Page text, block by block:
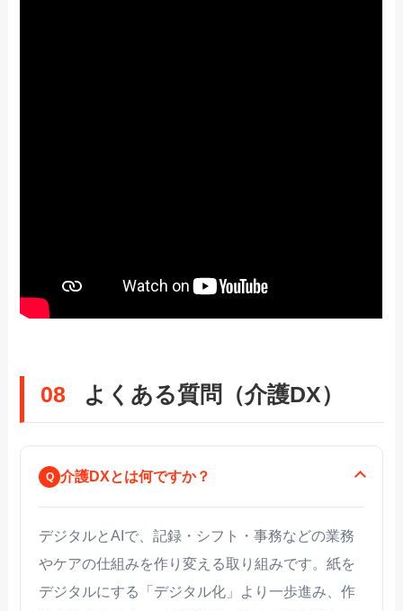
08 よくある質問（介護DX）
介護DXとは何ですか？
デジタルとAIで、記録・シフト・事務などの業務
やケアの仕組みを作り変える取り組みです。紙を
デジタルにする「デジタル化」より一歩進み、作